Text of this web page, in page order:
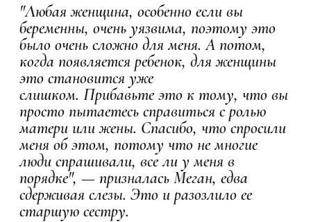
"Любая женщина, особенно если вы
беременны, очень уязвима, поэтому это
было очень сложно для меня. А потом,
когда появляется ребенок, для женщины
это становится уже
слишком. Прибавьте это к тому, что вы
просто пытаетесь справиться с ролью
матери или жены. Спасибо, что спросили
меня об этом, потому что не многие
люди спрашивали, все ли у меня в
порядке", — призналась Меган, едва
сдерживая слезы. Это и разозлило ее
старшую сестру.